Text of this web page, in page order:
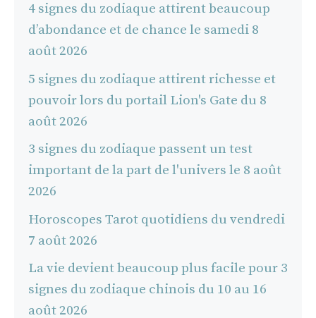
4 signes du zodiaque attirent beaucoup
d’abondance et de chance le samedi 8
août 2026
5 signes du zodiaque attirent richesse et
pouvoir lors du portail Lion's Gate du 8
août 2026
3 signes du zodiaque passent un test
important de la part de l'univers le 8 août
2026
Horoscopes Tarot quotidiens du vendredi
7 août 2026
La vie devient beaucoup plus facile pour 3
signes du zodiaque chinois du 10 au 16
août 2026